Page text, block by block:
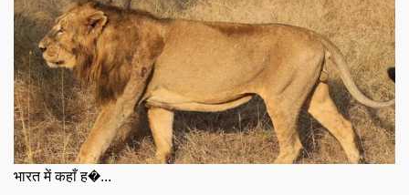
भारत में कहाँ ह�...